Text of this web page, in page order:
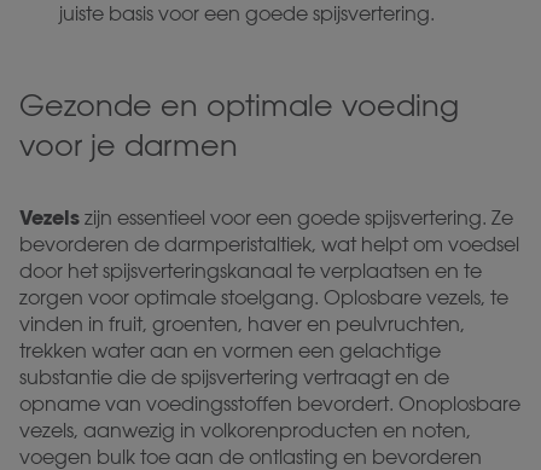
juiste basis voor een goede spijsvertering.
Gezonde en optimale voeding
voor je darmen
Vezels zijn essentieel voor een goede spijsvertering. Ze
bevorderen de darmperistaltiek, wat helpt om voedsel
door het spijsverteringskanaal te verplaatsen en te
zorgen voor optimale stoelgang. Oplosbare vezels, te
vinden in fruit, groenten, haver en peulvruchten,
trekken water aan en vormen een gelachtige
substantie die de spijsvertering vertraagt en de
opname van voedingsstoffen bevordert. Onoplosbare
vezels, aanwezig in volkorenproducten en noten,
voegen bulk toe aan de ontlasting en bevorderen